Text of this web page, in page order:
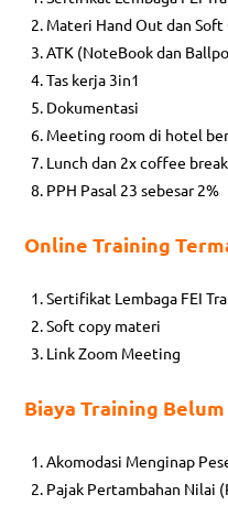
Materi Hand Out dan Soft
ATK (NoteBook dan
Tas kerja 3in1
Dokumentasi
Meeting room di hotel
Lunch dan 2x coffee break
PPH Pasal 23 sebesar 2%
Online Training
Sertifikat Lembaga FEI
Soft copy materi
Link Zoom Meeting
Biaya Training
Akomodasi Menginap
Pajak Pertambahan Nilai